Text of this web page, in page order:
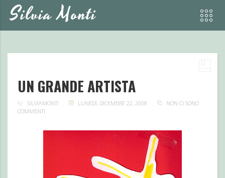
Silvia Monti
UN GRANDE ARTISTA
SILVIAMONTI LUNEDÌ, DICEMBRE 22, 2008
NON CI SONO
COMMENTI